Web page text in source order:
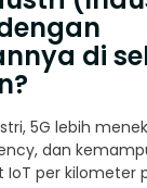
di
5G lebih
dan
per kilometer